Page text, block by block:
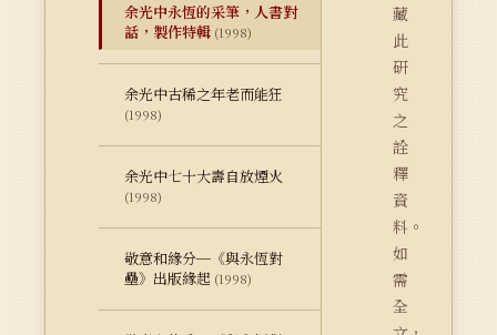
余光中永恆的采筆，人書對
話，製作特輯 (1998)
余光中古稀之年老而能狂
(1998)
余光中七十大壽自放煙火
(1998)
敬意和緣分─《與永恆對
壘》出版緣起 (1998)
藏
此
研
究
之
詮
釋
資
料。
如
需
全